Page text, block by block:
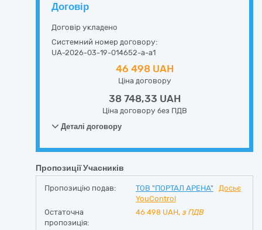
Договір
Договір укладено
Системний номер договору:
UA-2026-03-19-014652-a-a1
46 498 UAH
Ціна договору
38 748,33 UAH
Ціна договору без ПДВ
Деталі договору
Пропозиції Учасників
Пропозицію подав: ТОВ "ПОРТАЛ АРЕНА"
Досьє
YouControl
Остаточна
пропозиція:
46 498 UAH, з ПДВ